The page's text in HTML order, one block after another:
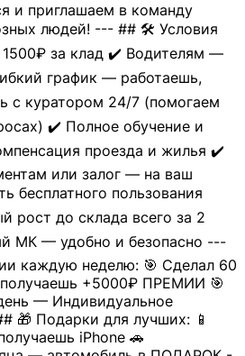
и приглашаем в команду
людей! --- ## 🛠 Условия
за клад ✔️ Водителям —
график — работаешь,
с куратором 24/7 (помогаем
✔️ Полное обучение и
проезда и жилья ✔️
или залог — на ваш
бесплатного пользования
рост до склада всего за 2
МК — удобно и безопасно ---
каждую неделю: 🎯 Сделал 60
+5000₽ ПРЕМИИ 🎯
— Индивидуальное
🎁 Подарки для лучших: 📱
iPhone 🚗